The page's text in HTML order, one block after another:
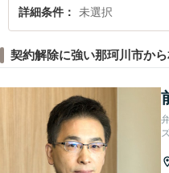
りの相談者さんにおすすめです。
詳細条件 未選択
契約解除に強い那珂川市か